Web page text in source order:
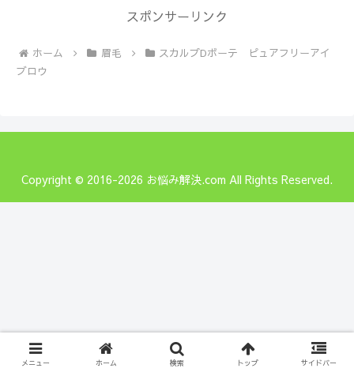
スポンサーリンク
ホーム 眉毛
スカルプDボーテ ピュアフリーアイ
ブロウ
Copyright © 2016-2026 お悩み解決.com All Rights Reserved.
メニュー ホーム 検索 トップ サイドバー